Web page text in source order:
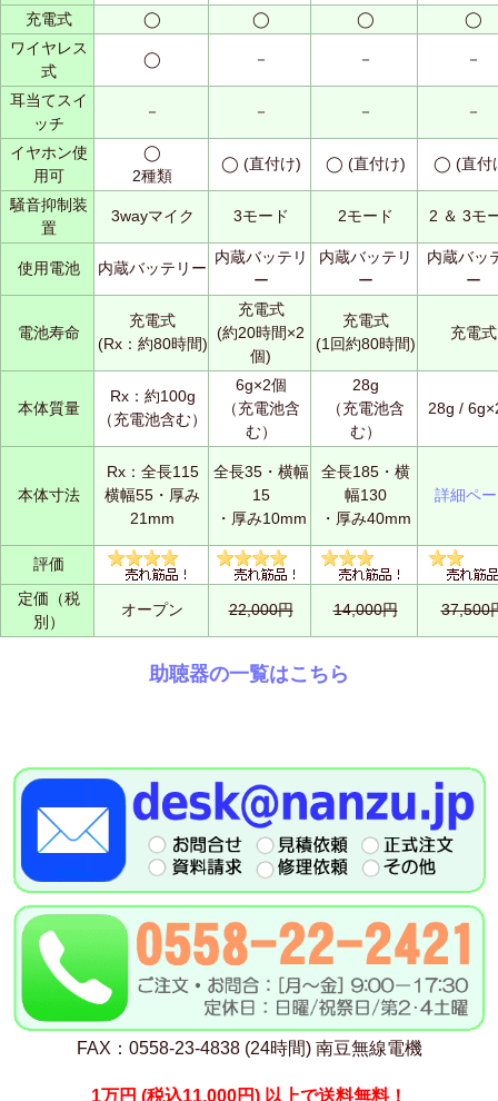
充電式
◯ ◯ ◯
◯
ワイヤレス
式
◯ － － －
耳当てスイ
ッチ
－ － － －
イヤホン使
用可
◯
2種類
◯ (直付け) ◯ (直付け) ◯ (直付
騒音抑制装
置
3wayマイク 3モード 2モード 2 ＆ 3モ
使用電池 内蔵バッテリー
内蔵バッテリ
ー
内蔵バッテリ
ー
内蔵バッ
ー
電池寿命
充電式
(Rx：約80時間)
充電式
(約20時間×2
個)
充電式
(1回約80時間)
充電式
本体質量
Rx：約100g
（充電池含む）
6g×2個
（充電池含
む）
28g
（充電池含
む）
28g /
本体寸法
Rx：全長115
横幅55・厚み
21mm
全長35・横幅
15
・厚み10mm
全長185・横
幅130
・厚み40mm
詳細ペ
評価
定価（税
別）
オープン 22,000円 14,000円 37,500
助聴器の一覧はこちら
FAX：0558-23-4838 (24時間) 南豆無線電機
1万円 (税込11,000円) 以上で送料無料！